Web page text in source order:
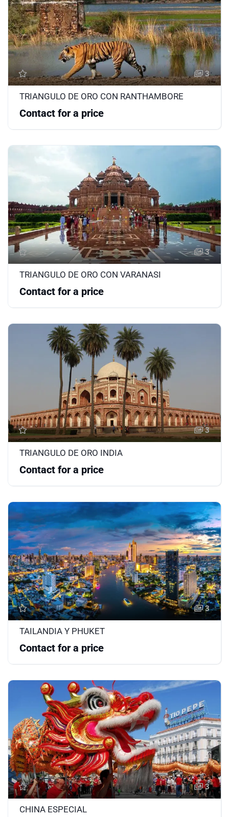
3
TRIANGULO DE ORO CON RANTHAMBORE
Contact for a price
3
TRIANGULO DE ORO CON VARANASI
Contact for a price
3
TRIANGULO DE ORO INDIA
Contact for a price
3
TAILANDIA Y PHUKET
Contact for a price
3
CHINA ESPECIAL